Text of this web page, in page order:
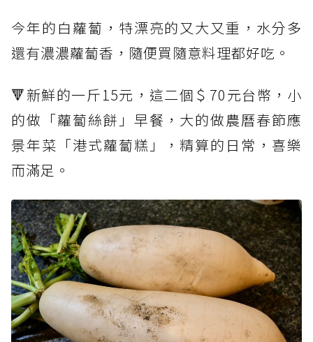
今年的白蘿蔔，特漂亮的又大又重，水分多
還有濃濃蘿蔔香，隨便買隨意料理都好吃。
🔻新鮮的一斤15元，這二個＄70元台幣，小
的做「蘿蔔絲餅」早餐，大的做農曆春節應
景年菜「港式蘿蔔糕」，精算的日常，喜樂
而滿足。